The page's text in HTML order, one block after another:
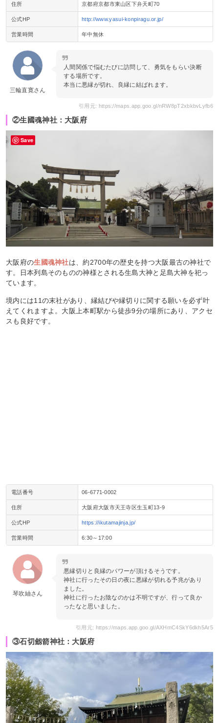
住所 京都府京都市東山区下弁天町70
公式HP http://www.yasui-konpiragu.or.jp/
営業時間 年中無休
三輪直寛さん
人間関係で悩むたびに訪問して、勇気をもらい決断
する場所です。
本当に悪縁が切れ、良縁に結ばれます。
引用元: https://maps.app.goo.gl/nRW8pT2xbkbvLyfb6
②生國魂神社：大阪府
大阪府の生國魂神社は、約2700年の歴史を持つ大阪最古の神社で
す。日本列島そのものの神様とされる生島大神と足島大神を祀っ
ています。
境内には11の末社があり、縁結びや縁切りに関する願いを必ず叶
えてくれますよ。大阪上本町駅から徒歩9分の場所にあり、アクセ
スも良好です。
電話番号 06-6771-0002
住所 大阪府大阪市天王寺区生玉町13-9
公式HP https://ikutamajinja.jp/
営業時間 6:30～17:00
琴吹紬さん
悪縁切りと良縁のパワーが頂けるそうです。
神社に行ったその日の夜に悪縁が切れる予兆があり
ました。
神社に行ったお陰なのかは不明ですが、行って良か
ったなと思いました。
引用元: https://maps.app.goo.gl/AXHmC4SkY6dkh5Ar5
③石切劔箭神社：大阪府
Save